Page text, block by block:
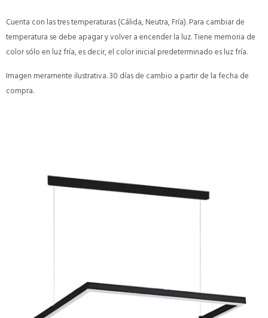
Cuenta con las tres temperaturas (Cálida, Neutra, Fría). Para cambiar de
temperatura se debe apagar y volver a encender la luz. Tiene memoria de
color sólo en luz fría, es decir, el color inicial predeterminado es luz fría.
Imagen meramente ilustrativa. 30 días de cambio a partir de la fecha de
compra.